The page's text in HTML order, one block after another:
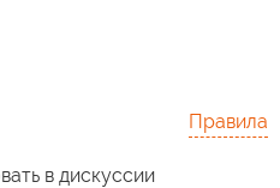
Правила
в дискуссии